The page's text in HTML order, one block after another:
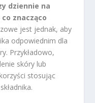
dziennie na
znacząco
jest jednak, aby
odpowiednim dla
Przykładowo,
skóry lub
stosując